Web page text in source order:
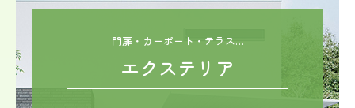
門扉・カーポート・テラス…
エクステリア